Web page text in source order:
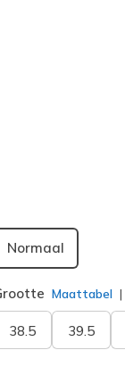
Normaal
Maattabel
38.5 39.5